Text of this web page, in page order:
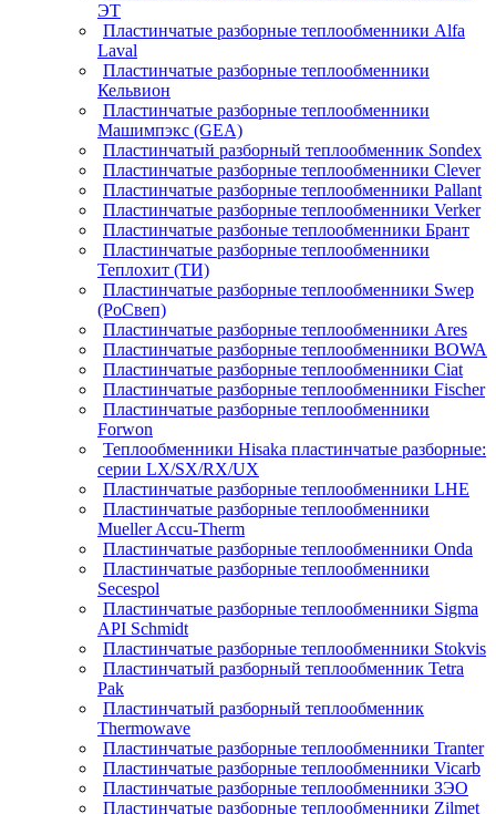
ЭТ
Пластинчатые разборные теплообменники Alfa
Laval
Пластинчатые разборные теплообменники
Кельвион
Пластинчатые разборные теплообменники
Машимпэкс (GEA)
Пластинчатый разборный теплообменник Sondex
Пластинчатые разборные теплообменники Clever
Пластинчатые разборные теплообменники Pallant
Пластинчатые разборные теплообменники Verker
Пластинчатые разбоные теплообменники Брант
Пластинчатые разборные теплообменники
Теплохит (ТИ)
Пластинчатые разборные теплообменники Swep
(РоСвеп)
Пластинчатые разборные теплообменники Ares
Пластинчатые разборные теплообменники BOWA
Пластинчатые разборные теплообменники Ciat
Пластинчатые разборные теплообменники Fischer
Пластинчатые разборные теплообменники
Forwon
Теплообменники Hisaka пластинчатые разборные:
серии LX/SX/RX/UX
Пластинчатые разборные теплообменники LHE
Пластинчатые разборные теплообменники
Mueller Accu-Therm
Пластинчатые разборные теплообменники Onda
Пластинчатые разборные теплообменники
Secespol
Пластинчатые разборные теплообменники Sigma
API Schmidt
Пластинчатые разборные теплообменники Stokvis
Пластинчатый разборный теплообменник Tetra
Pak
Пластинчатый разборный теплообменник
Thermowave
Пластинчатые разборные теплообменники Tranter
Пластинчатые разборные теплообменники Vicarb
Пластинчатые разборные теплообменники ЗЭО
Пластинчатые разборные теплообменники Zilmet